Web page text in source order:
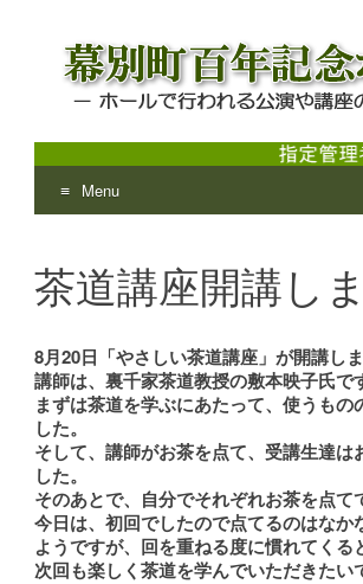
幕別町百年記
ホールで行われる公演や講座のご案内
Menu
content
茶道講座開講し
8月20日「やさしい茶道講座」が開講しま
講師は、裏千家茶道教授の敷本映子氏で
まずは茶道を学ぶにあたって、使うもの
した。
そして、講師がお茶を点て、受講生達は
した。
そのあとで、自分でそれぞれお茶を点て
今日は、初回でしたので点てるのはなか
ようですが、回を重ねる度に慣れてくる
次回も楽しく茶道を学んでいただきたい